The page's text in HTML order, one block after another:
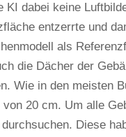
dabei keine
entzerrte und
als
die Dächer der
Wie in den meisten
20 cm. Um alle
Diese